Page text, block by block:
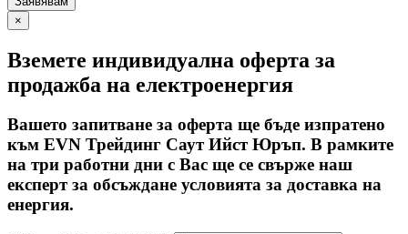
×
Вземете индивидуална оферта за
продажба на електроенергия
Вашето запитване за оферта ще бъде изпратено
към EVN Трейдинг Саут Ийст Юръп. В рамките
на три работни дни с Вас ще се свърже наш
експерт за обсъждане условията за доставка на
енергия.